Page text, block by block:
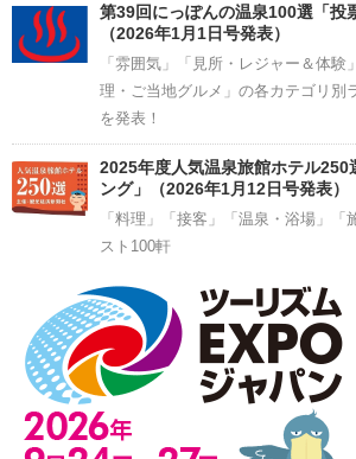
第39回にっぽんの温泉100選「投
（2026年1月1日号発表）
「雰囲気」「見所・レジャー＆体験
理・ご当地グルメ」の各カテゴリ別
を発表！
2025年度人気温泉旅館ホテル250
ング」（2026年1月12日号発表）
「料理」「接客」「温泉・浴場」「
スト100軒